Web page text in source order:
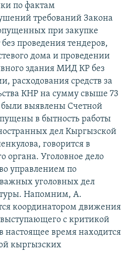
по фактам
требований Закона
при закупке
без проведения тендеров,
дома и проведении
здания МИД КР без
расходования средств за
КНР на сумму свыше 73
выявлены Счетной
в бытность работы
дел Кыргызской
говорится в
органа. Уголовное дело
управлением по
уголовных дел
Напомним, А.
координатором движения
выступающего с критикой
настоящее время находится
кыргызских